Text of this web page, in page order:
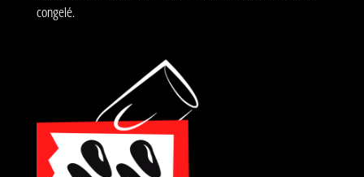
congelé.